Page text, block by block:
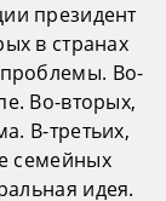
президент
в странах
Во-
Во-вторых,
В-третьих,
семейных
идея.